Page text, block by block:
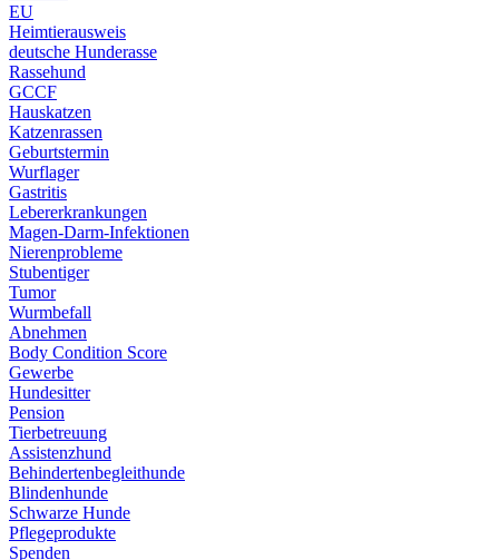
EU
Heimtierausweis
deutsche Hunderasse
Rassehund
GCCF
Hauskatzen
Katzenrassen
Geburtstermin
Wurflager
Gastritis
Lebererkrankungen
Magen-Darm-Infektionen
Nierenprobleme
Stubentiger
Tumor
Wurmbefall
Abnehmen
Body Condition Score
Gewerbe
Hundesitter
Pension
Tierbetreuung
Assistenzhund
Behindertenbegleithunde
Blindenhunde
Schwarze Hunde
Pflegeprodukte
Spenden